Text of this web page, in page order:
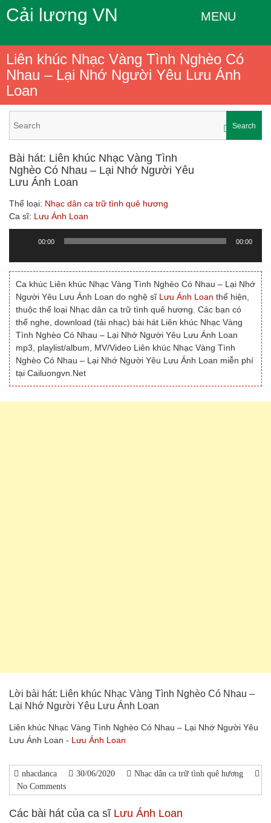
Cải lương VN MENU
Liên khúc Nhạc Vàng Tình Nghèo Có
Nhau – Lại Nhớ Người Yêu Lưu Ánh
Loan
Search
Bài hát: Liên khúc Nhạc Vàng Tình
Nghèo Có Nhau – Lại Nhớ Người Yêu
Lưu Ánh Loan
Thể loại: Nhạc dân ca trữ tình quê hương
Ca sĩ: Lưu Ánh Loan
00:00 00:00
Ca khúc Liên khúc Nhạc Vàng Tình Nghèo Có Nhau – Lại Nhớ
Người Yêu Lưu Ánh Loan do nghệ sĩ Lưu Ánh Loan thể hiện,
thuộc thể loại Nhạc dân ca trữ tình quê hương. Các bạn có
thể nghe, download (tải nhạc) bài hát Liên khúc Nhạc Vàng
Tình Nghèo Có Nhau – Lại Nhớ Người Yêu Lưu Ánh Loan
mp3, playlist/album, MV/Video Liên khúc Nhạc Vàng Tình
Nghèo Có Nhau – Lại Nhớ Người Yêu Lưu Ánh Loan miễn phí
tại Cailuongvn.Net
Lời bài hát: Liên khúc Nhạc Vàng Tình Nghèo Có Nhau –
Lại Nhớ Người Yêu Lưu Ánh Loan
Liên khúc Nhạc Vàng Tình Nghèo Có Nhau – Lại Nhớ Người Yêu
Lưu Ánh Loan - Lưu Ánh Loan
nhacdanca 30/06/2020
Nhạc dân ca trữ tình quê hương
No Comments
Các bài hát của ca sĩ Lưu Ánh Loan